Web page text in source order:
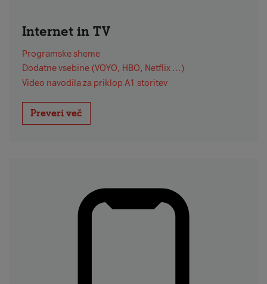
Internet in TV
Programske sheme
Dodatne vsebine (VOYO, HBO, Netflix ...)
Video navodila za priklop A1 storitev
Preveri več